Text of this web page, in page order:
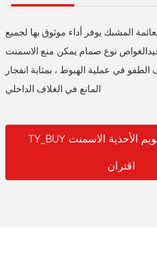
المشبك يوفر أداء موثوق بها لجميع
نوع صمام يمكن منع الاسمنت
في عملية الهبوط ، بمثابة انفجار
المانع في الغلاف الداخلي
TY_BUY واحد صمام تعويم الأحذية الاسمنت
اقتران